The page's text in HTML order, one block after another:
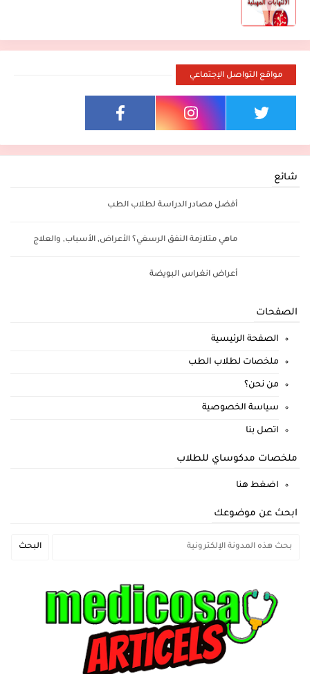
مواقع التواصل الإجتماعي
شائع
أفضل مصادر الدراسة لطلاب الطب
ماهي متلازمة النفق الرسغي؟ الأعراض, الأسباب, والعلاج
أعراض انغراس البويضة
الصفحات
الصفحة الرئيسية
ملخصات لطلاب الطب
من نحن؟
سياسة الخصوصية
اتصل بنا
ملخصات مدكوساي للطلاب
اضغط هنا
ابحث عن موضوعك